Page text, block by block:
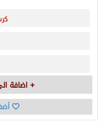
اضافة